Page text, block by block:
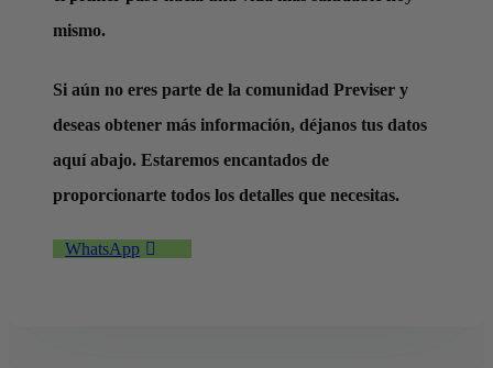
mismo.
Si aún no eres parte de la comunidad Previser y
deseas obtener más información, déjanos tus datos
aquí abajo. Estaremos encantados de
proporcionarte todos los detalles que necesitas.
WhatsApp